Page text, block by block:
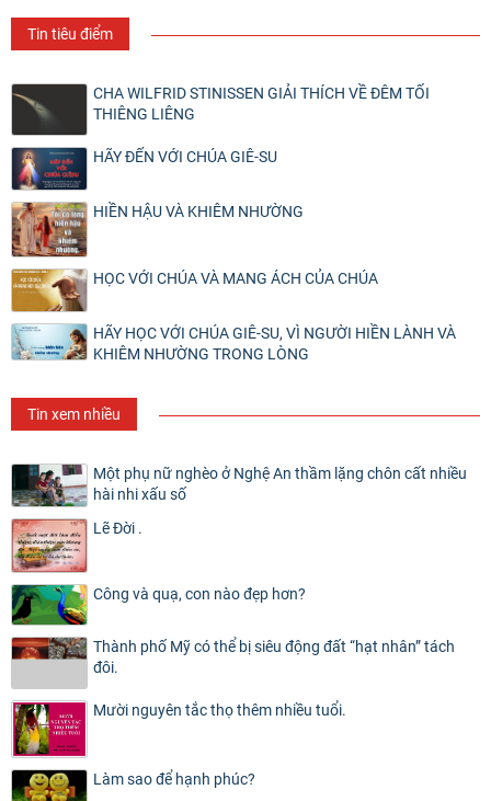
Tin tiêu điểm
CHA WILFRID STINISSEN GIẢI THÍCH VỀ ĐÊM TỐI
THIÊNG LIÊNG
HÃY ĐẾN VỚI CHÚA GIÊ-SU
HIỀN HẬU VÀ KHIÊM NHƯỜNG
HỌC VỚI CHÚA VÀ MANG ÁCH CỦA CHÚA
HÃY HỌC VỚI CHÚA GIÊ-SU, VÌ NGƯỜI HIỀN LÀNH VÀ
KHIÊM NHƯỜNG TRONG LÒNG
Tin xem nhiều
Một phụ nữ nghèo ở Nghệ An thầm lặng chôn cất nhiều
hài nhi xấu số
Lẽ Đời .
Công và quạ, con nào đẹp hơn?
Thành phố Mỹ có thể bị siêu động đất “hạt nhân” tách
đôi.
Mười nguyên tắc thọ thêm nhiều tuổi.
Làm sao để hạnh phúc?